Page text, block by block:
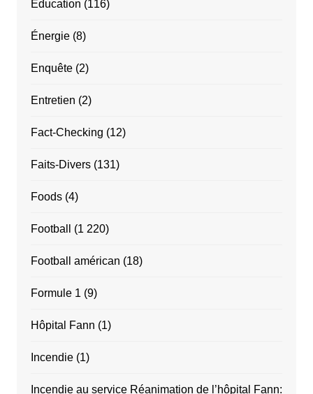
Education (116)
Énergie(8)
Enquête(2)
Entretien (2)
Fact-Checking (12)
Faits-Divers(131)
Foods(4)
Football (1 220)
Football américan (18)
Formule 1 (9)
Hôpital Fann (1)
Incendie(1)
Incendie au service Réanimation de l’hôpital Fann: